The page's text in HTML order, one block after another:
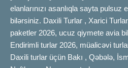
elanlarınızı asanlıqla sayta pulsuz
bilərsiniz. Daxili Turlar , Xarici
paketler 2026, ucuz qiymete avia
Endirimli turlar 2026, müalicəvi
Daxili turlar üçün Bakı , Qəbələ,